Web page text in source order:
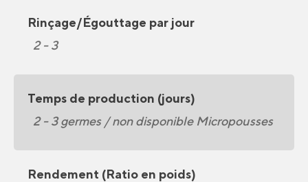
Rinçage/Égouttage par jour
2 - 3
Temps de production (jours)
2 - 3 germes / non disponible Micropousses
Rendement (Ratio en poids)